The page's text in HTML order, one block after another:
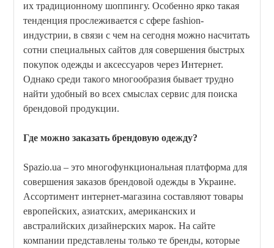
их традиционному шоппингу. Особенно ярко такая
тенденция прослеживается с сфере fashion-
индустрии, в связи с чем на сегодня можно насчитать
сотни специальных сайтов для совершения быстрых
покупок одежды и аксессуаров через Интернет.
Однако среди такого многообразия бывает трудно
найти удобный во всех смыслах сервис для поиска
брендовой продукции.
Где можно заказать брендовую одежду?
Spazio.ua – это многофункциональная платформа для
совершения заказов брендовой одежды в Украине.
Ассортимент интернет-магазина составляют товары
европейских, азиатских, американских и
австралийских дизайнерских марок. На сайте
компании представлены только те бренды, которые